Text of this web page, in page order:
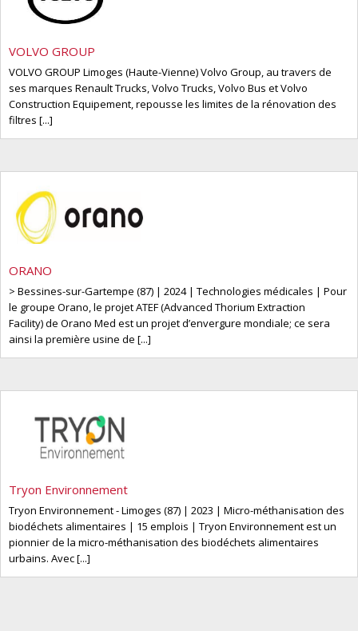
VOLVO GROUP
VOLVO GROUP Limoges (Haute-Vienne) Volvo Group, au travers de
ses marques Renault Trucks, Volvo Trucks, Volvo Bus et Volvo
Construction Equipement, repousse les limites de la rénovation des
filtres [...]
ORANO
> Bessines-sur-Gartempe (87) | 2024 | Technologies médicales | Pour
le groupe Orano, le projet ATEF (Advanced Thorium Extraction
Facility) de Orano Med est un projet d’envergure mondiale; ce sera
ainsi la première usine de [...]
Tryon Environnement
Tryon Environnement - Limoges (87) | 2023 | Micro-méthanisation des
biodéchets alimentaires | 15 emplois | Tryon Environnement est un
pionnier de la micro-méthanisation des biodéchets alimentaires
urbains. Avec [...]